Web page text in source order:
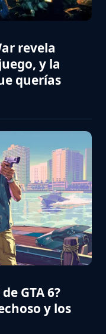
revela
y la
querías
GTA 6?
y los